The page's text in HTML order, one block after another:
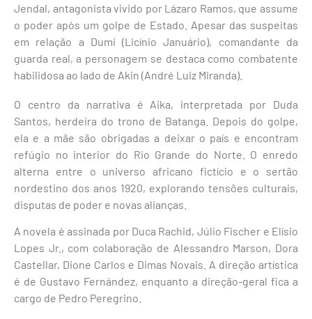
Jendal, antagonista vivido por Lázaro Ramos, que assume
o poder após um golpe de Estado. Apesar das suspeitas
em relação a Dumi (Licínio Januário), comandante da
guarda real, a personagem se destaca como combatente
habilidosa ao lado de Akin (André Luiz Miranda).
O centro da narrativa é Aika, interpretada por Duda
Santos, herdeira do trono de Batanga. Depois do golpe,
ela e a mãe são obrigadas a deixar o país e encontram
refúgio no interior do Rio Grande do Norte. O enredo
alterna entre o universo africano fictício e o sertão
nordestino dos anos 1920, explorando tensões culturais,
disputas de poder e novas alianças.
A novela é assinada por Duca Rachid, Júlio Fischer e Elísio
Lopes Jr. , com colaboração de Alessandro Marson, Dora
Castellar, Dione Carlos e Dimas Novais. A direção artística
é de Gustavo Fernández, enquanto a direção-geral fica a
cargo de Pedro Peregrino